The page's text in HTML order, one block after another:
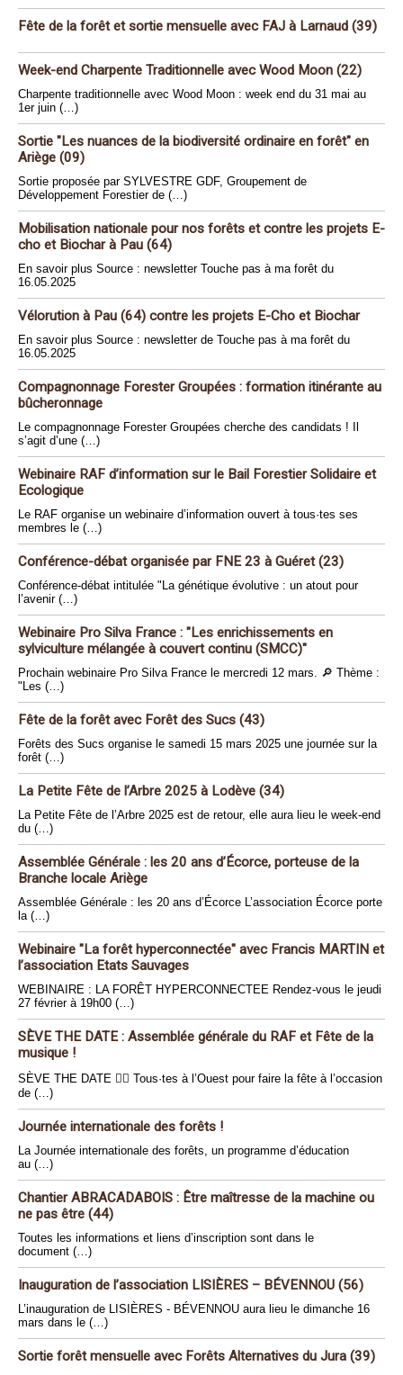
Fête de la forêt et sortie mensuelle avec FAJ à Larnaud (39)
Week-end Charpente Traditionnelle avec Wood Moon (22)
Charpente traditionnelle avec Wood Moon : week end du 31 mai au
1er juin (…)
Sortie "Les nuances de la biodiversité ordinaire en forêt" en
Ariège (09)
Sortie proposée par SYLVESTRE GDF, Groupement de
Développement Forestier de (…)
Mobilisation nationale pour nos forêts et contre les projets E-
cho et Biochar à Pau (64)
En savoir plus Source : newsletter Touche pas à ma forêt du
16.05.2025
Vélorution à Pau (64) contre les projets E-Cho et Biochar
En savoir plus Source : newsletter de Touche pas à ma forêt du
16.05.2025
Compagnonnage Forester Groupées : formation itinérante au
bûcheronnage
Le compagnonnage Forester Groupées cherche des candidats ! Il
s’agit d’une (…)
Webinaire RAF d’information sur le Bail Forestier Solidaire et
Ecologique
Le RAF organise un webinaire d’information ouvert à tous·tes ses
membres le (…)
Conférence-débat organisée par FNE 23 à Guéret (23)
Conférence-débat intitulée "La génétique évolutive : un atout pour
l’avenir (…)
Webinaire Pro Silva France : "Les enrichissements en
sylviculture mélangée à couvert continu (SMCC)"
Prochain webinaire Pro Silva France le mercredi 12 mars. 🔎 Thème :
"Les (…)
Fête de la forêt avec Forêt des Sucs (43)
Forêts des Sucs organise le samedi 15 mars 2025 une journée sur la
forêt (…)
La Petite Fête de l’Arbre 2025 à Lodève (34)
La Petite Fête de l’Arbre 2025 est de retour, elle aura lieu le week-end
du (…)
Assemblée Générale : les 20 ans d’Écorce, porteuse de la
Branche locale Ariège
Assemblée Générale : les 20 ans d’Écorce L’association Écorce porte
la (…)
Webinaire "La forêt hyperconnectée" avec Francis MARTIN et
l’association Etats Sauvages
WEBINAIRE : LA FORÊT HYPERCONNECTEE Rendez-vous le jeudi
27 février à 19h00 (…)
SÈVE THE DATE : Assemblée générale du RAF et Fête de la
musique !
SÈVE THE DATE 🏴‍☠️ Tous·tes à l’Ouest pour faire la fête à l’occasion
de (…)
Journée internationale des forêts !
La Journée internationale des forêts, un programme d’éducation
au (…)
Chantier ABRACADABOIS : Être maîtresse de la machine ou
ne pas être (44)
Toutes les informations et liens d’inscription sont dans le
document (…)
Inauguration de l’association LISIÈRES – BÉVENNOU (56)
L’inauguration de LISIÈRES - BÉVENNOU aura lieu le dimanche 16
mars dans le (…)
Sortie forêt mensuelle avec Forêts Alternatives du Jura (39)